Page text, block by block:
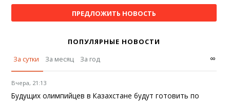
ПРЕДЛОЖИТЬ НОВОСТЬ
ПОПУЛЯРНЫЕ НОВОСТИ
За сутки
За месяц За год ∞
Вчера, 21:13
Будущих олимпийцев в Казахстане будут готовить по